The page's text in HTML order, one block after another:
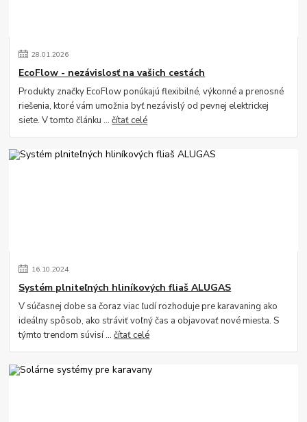
28.01.2026
EcoFlow - nezávislosť na vašich cestách
Produkty značky EcoFlow ponúkajú flexibilné, výkonné a prenosné
riešenia, ktoré vám umožnia byť nezávislý od pevnej elektrickej
siete. V tomto článku ...čítať celé
16.10.2024
Systém plniteľných hliníkových fliaš ALUGAS
V súčasnej dobe sa čoraz viac ľudí rozhoduje pre karavaning ako
ideálny spôsob, ako stráviť voľný čas a objavovať nové miesta. S
týmto trendom súvisí ...čítať celé